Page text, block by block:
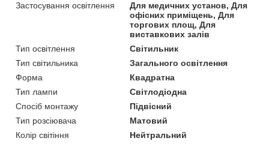
Застосування освітлення
Для медичних установ, Для
офісних приміщень, Для
торгових площ, Для
виставкових залів
Тип освітлення
Світильник
Тип світильника
Загального освітлення
Форма
Квадратна
Тип лампи
Світлодіодна
Спосіб монтажу
Підвісний
Тип розсіювача
Матовий
Колір світіння
Нейтральний